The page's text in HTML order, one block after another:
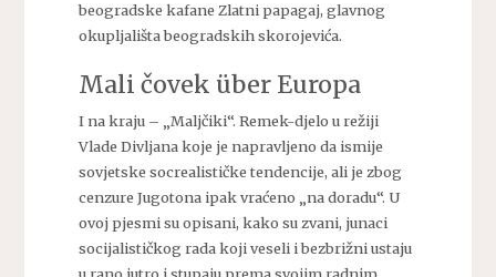
beogradske kafane Zlatni papagaj, glavnog
okupljališta beogradskih skorojevića.
Mali čovek über Europa
I na kraju – „Maljčiki“. Remek-djelo u režiji
Vlade Divljana koje je napravljeno da ismije
sovjetske socrealističke tendencije, ali je zbog
cenzure Jugotona ipak vraćeno „na doradu“. U
ovoj pjesmi su opisani, kako su zvani, junaci
socijalističkog rada koji veseli i bezbrižni ustaju
u rano jutro i stupaju prema svojim radnim